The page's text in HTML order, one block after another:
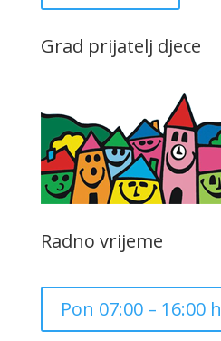
Grad prijatelj djece
Radno vrijeme
Pon 07:00 – 16:00 h